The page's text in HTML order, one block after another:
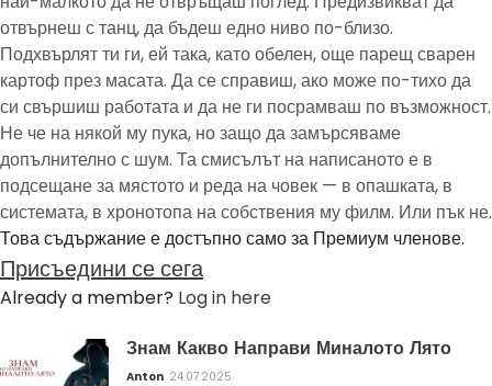
отвърнеш с танц, да бъдеш едно ниво по-близо.
Подхвърлят ти ги, ей така, като обелен, още парещ сварен
картоф през масата. Да се справиш, ако може по-тихо да
си свършиш работата и да не ги посрамваш по възможност.
Не че на някой му пука, но защо да замърсяваме
допълнително с шум. Та смисълът на написаното е в
подсещане за мястото и реда на човек — в опашката, в
системата, в хронотопа на собствения му филм. Или пък не.
Това съдържание е достъпно само за Премиум членове.
Присъедини се сега
Already a member? Log in here
Знам Какво Направи Миналото Лято
Anton 24.07.2025